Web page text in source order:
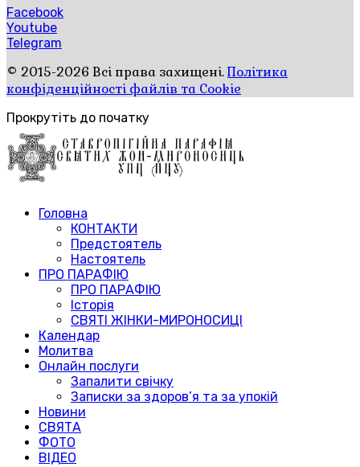
Facebook
Youtube
Telegram
© 2015-2026 Всі права захищені.Політика
конфіденційності файлів та Cookie
Прокрутіть до початку
Головна
КОНТАКТИ
Предстоятель
Настоятель
ПРО ПАРАФІЮ
ПРО ПАРАФІЮ
Історія
СВЯТІ ЖІНКИ-МИРОНОСИЦІ
Календар
Молитва
Онлайн послуги
Запалити свічку
Записки за здоров’я та за упокій
Новини
СВЯТА
ФОТО
ВІДЕО